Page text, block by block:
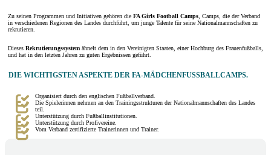
Zu seinen Programmen und Initiativen gehören die FA Girls Football Camps, Camps, die der Verband
in verschiedenen Regionen des Landes durchführt, um junge Talente für seine Nationalmannschaften zu
rekrutieren.
Dieses Rekrutierungssystem ähnelt dem in den Vereinigten Staaten, einer Hochburg des Frauenfußballs,
und hat in den letzten Jahren zu guten Ergebnissen geführt.
DIE WICHTIGSTEN ASPEKTE DER FA-MÄDCHENFUSSBALLCAMPS.
Organisiert durch den englischen Fußballverband.
Die Spielerinnen nehmen an den Trainingsstrukturen der Nationalmannschaften des Landes
teil.
Unterstützung durch Fußballinstitutionen.
Unterstützung durch Profivereine.
Vom Verband zertifizierte Trainerinnen und Trainer.